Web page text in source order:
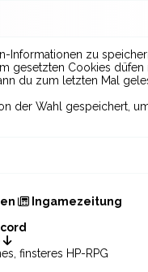
Informationen zu
gesetzten Cookies
du zum letzten Mal
der Wahl gespeichert,
Ingamezeitung
finsteres HP-RPG